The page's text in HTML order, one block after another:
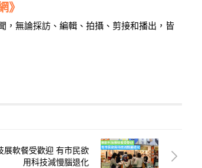
》
，無論採訪、編輯、拍攝、剪接和播出，皆
展軟餐受歡迎 有市民欲
用科技減慢腦退化